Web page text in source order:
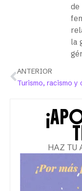
de
la
ANTERIOR
HAZ TU